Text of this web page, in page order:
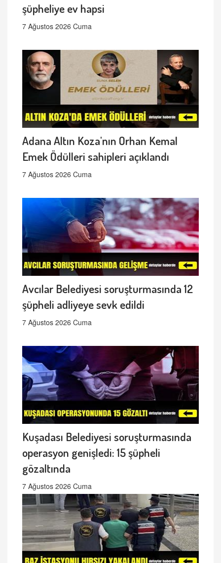
şüpheliye ev hapsi
7 Ağustos 2026 Cuma
Adana Altın Koza'nın Orhan Kemal
Emek Ödülleri sahipleri açıklandı
7 Ağustos 2026 Cuma
Avcılar Belediyesi soruşturmasında 12
şüpheli adliyeye sevk edildi
7 Ağustos 2026 Cuma
Kuşadası Belediyesi soruşturmasında
operasyon genişledi: 15 şüpheli
gözaltında
7 Ağustos 2026 Cuma